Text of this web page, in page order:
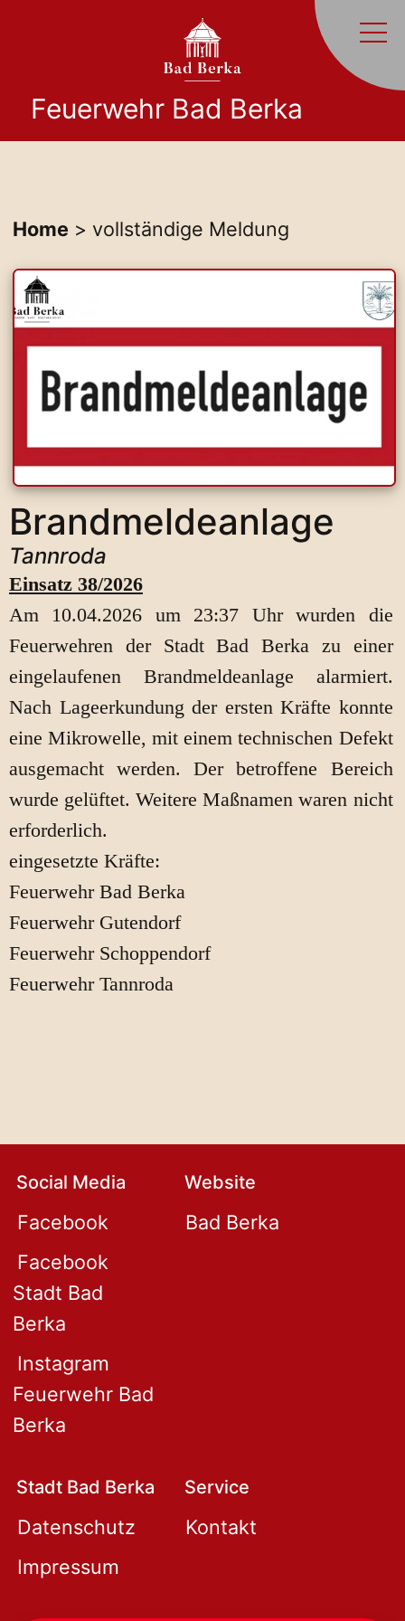
Feuerwehr Bad Berka
Home > vollständige Meldung
Brandmeldeanlage
Tannroda
Einsatz 38/2026
Am 10.04.2026 um 23:37 Uhr wurden die
Feuerwehren der Stadt Bad Berka zu einer
eingelaufenen Brandmeldeanlage alarmiert.
Nach Lageerkundung der ersten Kräfte konnte
eine Mikrowelle, mit einem technischen Defekt
ausgemacht werden. Der betroffene Bereich
wurde gelüftet. Weitere Maßnamen waren nicht
erforderlich.
eingesetzte Kräfte:
Feuerwehr Bad Berka
Feuerwehr Gutendorf
Feuerwehr Schoppendorf
Feuerwehr Tannroda
Social Media
Facebook
Facebook
Stadt Bad
Berka
Instagram
Feuerwehr Bad
Berka
Website
Bad Berka
Stadt Bad Berka
Datenschutz
Impressum
Service
Kontakt